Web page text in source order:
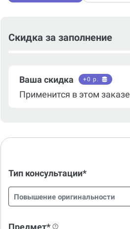
Скидка за заполнение
Ваша скидка +0 р.
Применится в этом заказе
Тип консультации*
Повышение оригинальности
Предмет*